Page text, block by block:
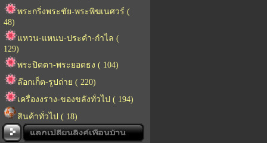
พระกริ่งพระชัย-พระพิฆเนศวร์ (
48)
แหวน-แหนบ-ประคำ-กำไล (
129)
พระปิดตา-พระยอดธง ( 104)
ล๊อกเก็ต-รูปถ่าย ( 220)
เครื่องงราง-ของขลังทั่วไป ( 194)
สินค้าทั่วไป ( 18)